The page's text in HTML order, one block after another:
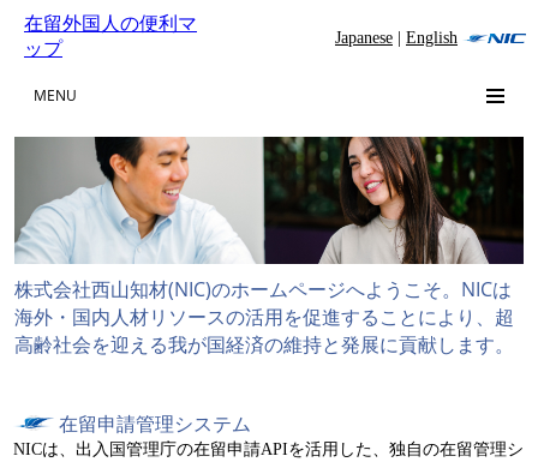
在留外国人の便利マ
ップ
Japanese English
MENU
株式会社西山知材(NIC)のホームページへようこそ。NICは
海外・国内人材リソースの活用を促進することにより、超
高齢社会を迎える我が国経済の維持と発展に貢献します。
在留申請管理システム
NICは、出入国管理庁の在留申請APIを活用した、独自の在留管理シ